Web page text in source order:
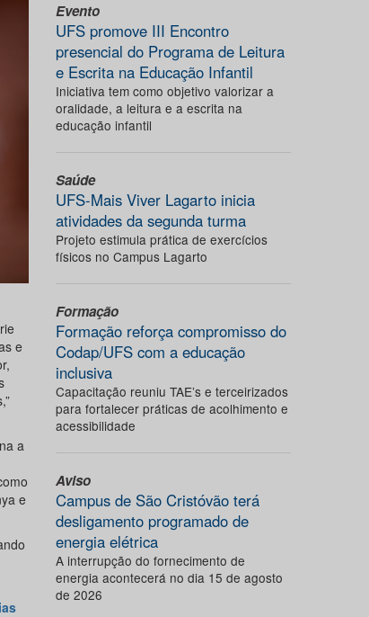
e
a
e
Evento
UFS promove III Encontro
presencial do Programa de Leitura
e Escrita na Educação Infantil
Iniciativa tem como objetivo valorizar a
oralidade, a leitura e a escrita na
educação infantil
Saúde
UFS-Mais Viver Lagarto inicia
atividades da segunda turma
Projeto estimula prática de exercícios
físicos no Campus Lagarto
Formação
Formação reforça compromisso do
Codap/UFS com a educação
inclusiva
Capacitação reuniu TAE’s e terceirizados
para fortalecer práticas de acolhimento e
acessibilidade
Aviso
Campus de São Cristóvão terá
desligamento programado de
energia elétrica
A interrupção do fornecimento de
energia acontecerá no dia 15 de agosto
de 2026